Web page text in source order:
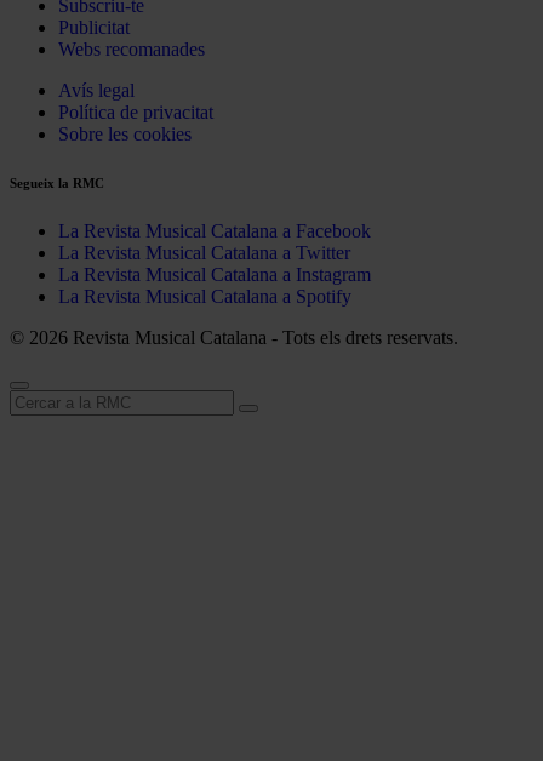
Subscriu-te
Publicitat
Webs recomanades
Avís legal
Política de privacitat
Sobre les cookies
Segueix la RMC
La Revista Musical Catalana a Facebook
La Revista Musical Catalana a Twitter
La Revista Musical Catalana a Instagram
La Revista Musical Catalana a Spotify
© 2026 Revista Musical Catalana - Tots els drets reservats.
Cerca